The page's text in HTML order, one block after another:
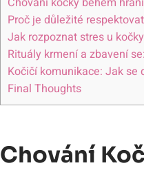
Proč je důležité
Jak rozpoznat stres u
Rituály krmení a zbavení
Kočičí komunikace: Jak se
Final Thoughts
Chování